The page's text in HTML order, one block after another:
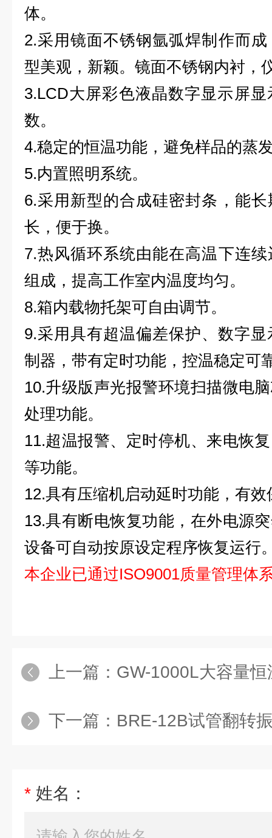
体。
2.采用镜面不锈钢氩弧焊制作而
型美观，新颖。镜面不锈钢内衬，
3.LCD大屏彩色液晶数字显示屏
数。
4.稳定的恒温功能，避免样品的蒸
5.内置照明系统。
6.采用新型的合成硅密封条，能
长，便于换。
7.热风循环系统由能在高温下连
组成，提高工作室内温度均匀。
8.箱内载物托架可自由调节。
9.采用具有超温偏差保护、数字
制器，带有定时功能，控温稳定可
10.升级版声光报警环境扫描微电
处理功能。
11.超温报警、定时停机、来电恢
等功能。
12.具有压缩机启动延时功能，有
13.具有断电恢复功能，在外电源
设备可自动按原设定程序恢复运行
本企业已通过ISO9001质量管理体
上一篇： GW-1000L大容量
下一篇： BRE-12B试管翻转
* 姓名：